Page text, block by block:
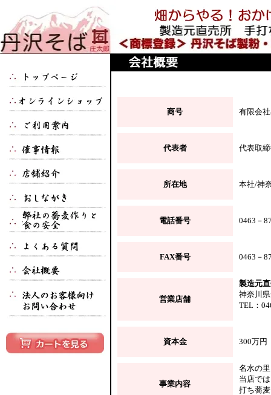
商号 有限会
代表者 代表取
所在地 本社/神
電話番号 0463－
FAX番号 0463－
営業店舗
製造元
神奈川
TEL：
資本金 300万円
事業内容
名水の
当店で
打ち蕎